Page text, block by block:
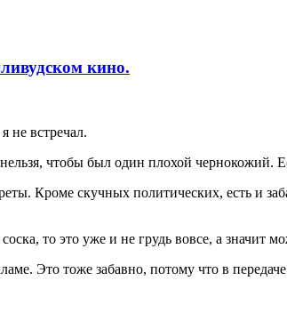
кино.
не встречал.
чтобы был один плохой чернокожий.
Кроме скучных политических, есть и
то это уже и не грудь вовсе, а
Это тоже забавно, потому что в